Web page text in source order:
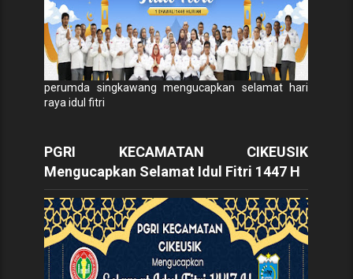
perumda singkawang mengucapkan selamat hari
raya idul fitri
PGRI KECAMATAN CIKEUSIK
Mengucapkan Selamat Idul Fitri 1447 H